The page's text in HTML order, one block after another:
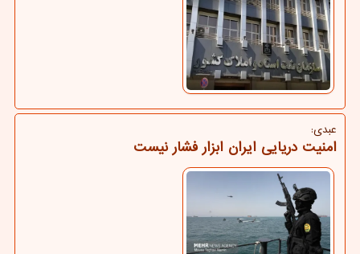
عبدی:
امنیت دریایی ایران ابزار فشار نیست